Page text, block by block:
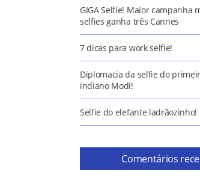
GIGA Selfie! Maior campanha
selfies ganha três Cannes
7 dicas para work selfie!
Diplomacia da selfie do
indiano Modi!
Selfie do elefante ladrãozinho!
Comentários